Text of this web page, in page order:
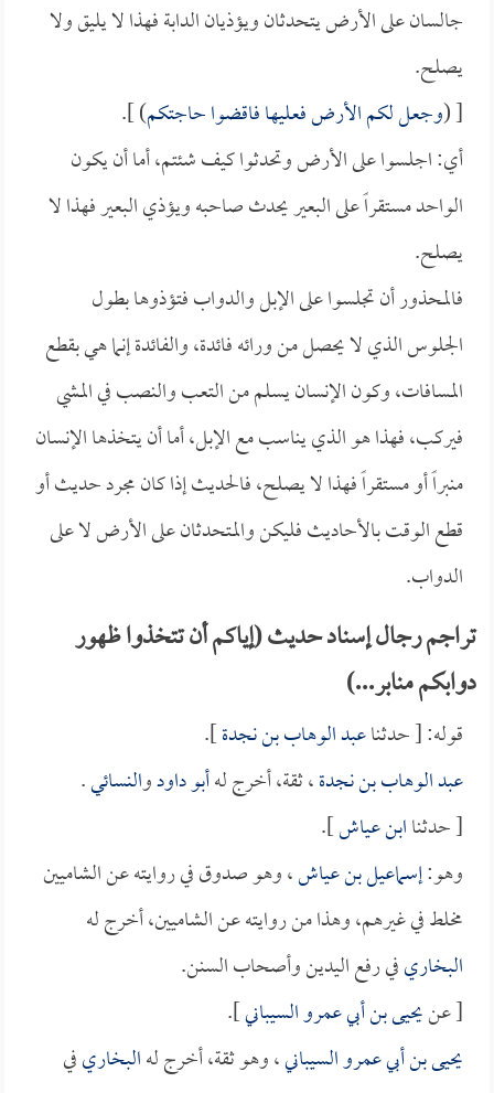
جالسان على الأرض يتحدثان ويؤذيان الدابة فهذا لا يليق ولا
يصلح.
[ (وجعل لكم الأرض فعليها فاقضوا حاجتكم) ].
أي: اجلسوا على الأرض وتحدثوا كيف شئتم، أما أن يكون
الواحد مستقراً على البعير يحدث صاحبه ويؤذي البعير فهذا لا
يصلح.
فالمحذور أن تجلسوا على الإبل والدواب فتؤذوها بطول
الجلوس الذي لا يحصل من ورائه فائدة، والفائدة إنما هي بقطع
المسافات، وكون الإنسان يسلم من التعب والنصب في المشي
فيركب، فهذا هو الذي يناسب مع الإبل، أما أن يتخذها الإنسان
منبراً أو مستقراً فهذا لا يصلح، فالحديث إذا كان مجرد حديث أو
قطع الوقت بالأحاديث فليكن والمتحدثان على الأرض لا على
الدواب.
تراجم رجال إسناد حديث (إياكم أن تتخذوا ظهور
دوابكم منابر...)
قوله: [ حدثناعبد الوهاب بن نجدة].
عبد الوهاب بن نجدة، ثقة، أخرج لهأبو داودوالنسائي.
[ حدثناابن عياش].
وهو:إسماعيل بن عياش، وهو صدوق في روايته عن الشاميين
مخلط في غيرهم، وهذا من روايته عن الشاميين، أخرج له
البخاريفي رفع اليدين وأصحاب السنن.
[ عنيحيى بن أبي عمرو السيباني].
يحيى بن أبي عمرو السيباني، وهو ثقة، أخرج لهالبخاريفي